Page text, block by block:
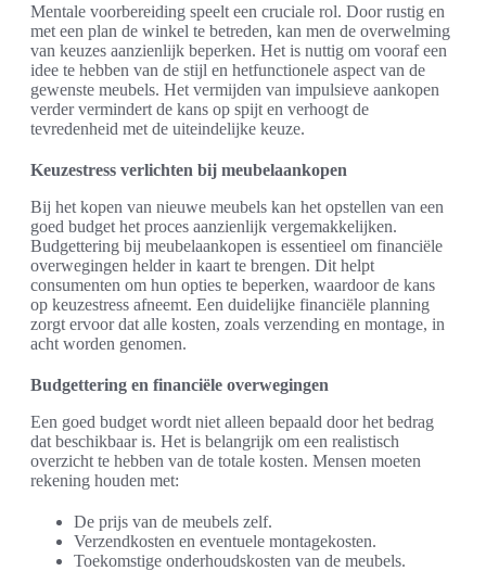
Mentale voorbereiding speelt een cruciale rol. Door rustig en
met een plan de winkel te betreden, kan men de overwelming
van keuzes aanzienlijk beperken. Het is nuttig om vooraf een
idee te hebben van de stijl en hetfunctionele aspect van de
gewenste meubels. Het vermijden van impulsieve aankopen
verder vermindert de kans op spijt en verhoogt de
tevredenheid met de uiteindelijke keuze.
Keuzestress verlichten bij meubelaankopen
Bij het kopen van nieuwe meubels kan het opstellen van een
goed budget het proces aanzienlijk vergemakkelijken.
Budgettering bij meubelaankopen is essentieel om financiële
overwegingen helder in kaart te brengen. Dit helpt
consumenten om hun opties te beperken, waardoor de kans
op keuzestress afneemt. Een duidelijke financiële planning
zorgt ervoor dat alle kosten, zoals verzending en montage, in
acht worden genomen.
Budgettering en financiële overwegingen
Een goed budget wordt niet alleen bepaald door het bedrag
dat beschikbaar is. Het is belangrijk om een realistisch
overzicht te hebben van de totale kosten. Mensen moeten
rekening houden met:
De prijs van de meubels zelf.
Verzendkosten en eventuele montagekosten.
Toekomstige onderhoudskosten van de meubels.